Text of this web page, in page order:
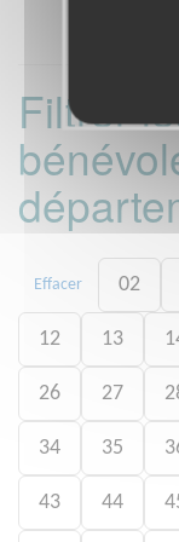
Filtrer
Effacer 02
12 13
26 27
34 35
43 44